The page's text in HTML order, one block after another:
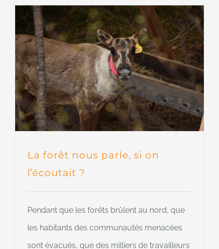
La forêt nous parle, si on
l’écoutait ?
Pendant que les forêts brûlent au nord, que
les habitants des communautés menacées
sont évacués, que des milliers de travailleurs